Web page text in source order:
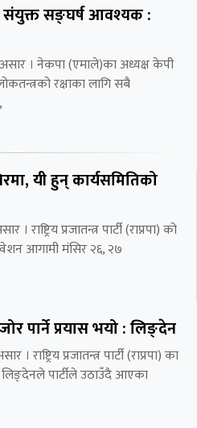
संयुक्त सङ्घर्ष आवश्यक :
। नेकपा (एमाले)का अध्यक्ष केपी
रक्षाका लागि सबै
यी हुन् कार्यसमितिको
। राष्ट्रिय प्रजातन्त्र पार्टी (राप्रपा) को
आगामी मंसिर २६, २७
पार्ने प्रयास भयो : लिङ्देन
। राष्ट्रिय प्रजातन्त्र पार्टी (राप्रपा) का
लिङ्देनले पार्टीले उठाउँदै आएका